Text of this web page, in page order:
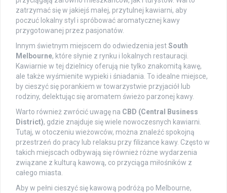
zatrzymać się w jakiejś małej, przytulnej kawiarni, aby
poczuć lokalny styl i spróbować aromatycznej kawy
przygotowanej przez pasjonatów.
Innym świetnym miejscem do odwiedzenia jestSouth
Melbourne, które słynie z rynku i lokalnych restauracji.
Kawiarnie w tej dzielnicy oferują nie tylko znakomitą kawę,
ale także wyśmienite wypieki i śniadania. To idealne miejsce,
by cieszyć się porankiem w towarzystwie przyjaciół lub
rodziny, delektując się aromatem świeżo parzonej kawy.
Warto również zwrócić uwagę na CBD (Central Business
District), gdzie znajduje się wiele nowoczesnych kawiarni.
Tutaj, w otoczeniu wieżowców, można znaleźć spokojną
przestrzeń do pracy lub relaksu przy filiżance kawy. Często w
takich miejscach odbywają się również różne wydarzenia
związane z kulturą kawową, co przyciąga miłośników z
całego miasta.
Aby w pełni cieszyć się kawową podróżą po Melbourne,